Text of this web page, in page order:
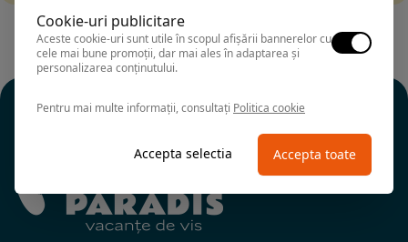
Cookie-uri publicitare
Aceste cookie-uri sunt utile în scopul afișării bannerelor cu
cele mai bune promoții, dar mai ales în adaptarea și
personalizarea conținutului.
Pentru mai multe informații, consultați Politica cookie
Accepta selectia Accepta toate